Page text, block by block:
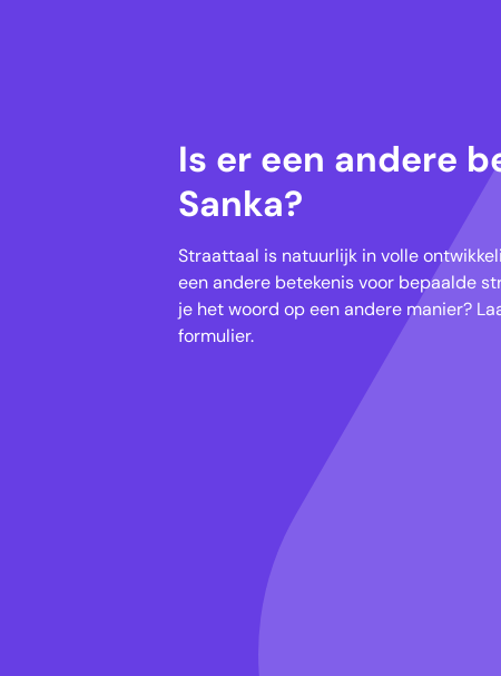
Is er een andere
Sanka?
Straattaal is natuurlijk in volle
een andere betekenis voor bepaalde
je het woord op een andere manier?
formulier.